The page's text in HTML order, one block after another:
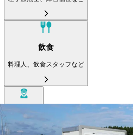
飲食
料理人、飲食スタッフなど
警備
警備員など